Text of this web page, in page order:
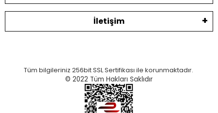
İletişim
Tüm bilgileriniz 256bit SSL Sertifikası ile korunmaktadır.
© 2022 Tüm Hakları Saklıdır